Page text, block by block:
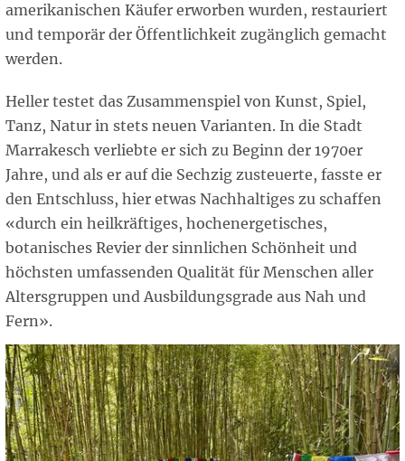
amerikanischen Käufer erworben wurden, restauriert
und temporär der Öffentlichkeit zugänglich gemacht
werden.
Heller testet das Zusammenspiel von Kunst, Spiel,
Tanz, Natur in stets neuen Varianten. In die Stadt
Marrakesch verliebte er sich zu Beginn der 1970er
Jahre, und als er auf die Sechzig zusteuerte, fasste er
den Entschluss, hier etwas Nachhaltiges zu schaffen
«durch ein heilkräftiges, hochenergetisches,
botanisches Revier der sinnlichen Schönheit und
höchsten umfassenden Qualität für Menschen aller
Altersgruppen und Ausbildungsgrade aus Nah und
Fern».